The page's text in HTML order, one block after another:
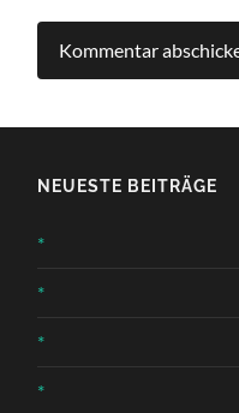
NEUESTE BEITRÄGE
*
*
*
*